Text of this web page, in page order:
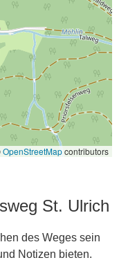
St. Ulrich
des Weges sein
Notizen bieten.